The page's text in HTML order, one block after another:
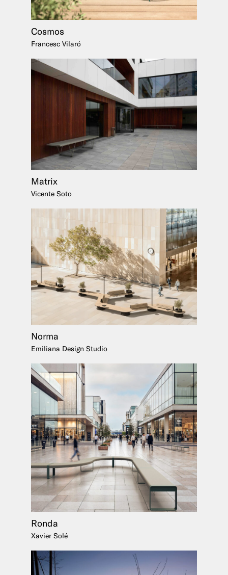
Cosmos
Francesc Vilaró
Matrix
Vicente Soto
Norma
Emiliana Design Studio
Ronda
Xavier Solé